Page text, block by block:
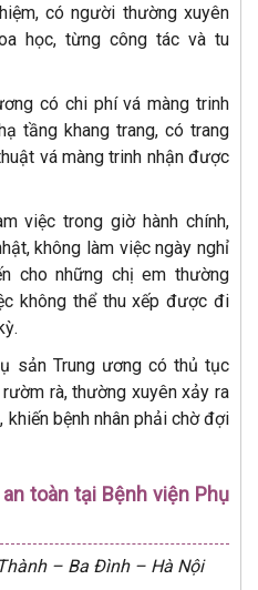
có người thường xuyên
học, từng công tác và tu
có chi phí vá màng trinh
tầng khang trang, có trang
vá màng trinh nhận được
việc trong giờ hành chính,
không làm việc ngày nghỉ
cho những chị em thường
không thể thu xếp được đi
sản Trung ương có thủ tục
rà, thường xuyên xảy ra
khiến bệnh nhân phải chờ đợi
toàn tại Bệnh viện Phụ
– Ba Đình – Hà Nội